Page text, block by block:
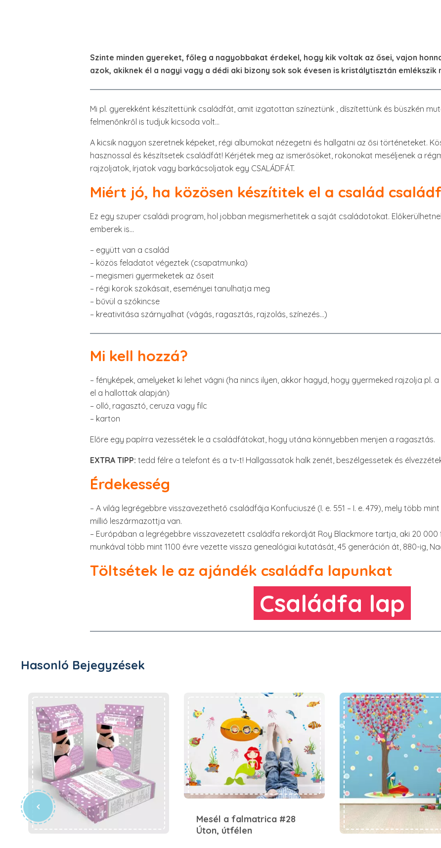
Szinte minden gyereket, főleg a nagyobbakat érdekel, hogy kik voltak az ősei, vajon
azok, akiknek él a nagyi vagy a dédi aki bizony sok sok évesen is kristálytisztán emlékszik
Mi pl. gyerekként készítettünk családfát, amit izgatottan színeztünk , díszítettünk és büszkén
felmenőnkről is tudjuk kicsoda volt…
A kicsik nagyon szeretnek képeket, régi albumokat nézegetni és hallgatni az ősi történeteket.
hasznossal és készítsetek családfát! Kérjétek meg az ismerősöket, rokonokat meséljenek a
rajzoljatok, írjatok vagy barkácsoljatok egy CSALÁDFÁT.
Miért jó, ha közösen készítitek el a család
Ez egy szuper családi program, hol jobban megismerhetitek a saját családotokat.
emberek is…
– együtt van a család
– közös feladatot végeztek (csapatmunka)
– megismeri gyermeketek az őseit
– régi korok szokásait, eseményei tanulhatja meg
– bűvül a szókincse
– kreativitása szárnyalhat (vágás, ragasztás, rajzolás, színezés…)
Mi kell hozzá?
– fényképek, amelyeket ki lehet vágni (ha nincs ilyen, akkor hagyd, hogy gyermeked rajzolja pl.
el a hallottak alapján)
– olló, ragasztó, ceruza vagy filc
– karton
Előre egy papírra vezessétek le a családfátokat, hogy utána könnyebben menjen a ragasztás.
EXTRA TIPP: tedd félre a telefont és a tv-t! Hallgassatok halk zenét, beszélgessetek és
Érdekesség
– A világ legrégebbre visszavezethető családfája Konfuciuszé (I. e. 551 – I. e. 479), mely több
millió leszármazottja van.
– Európában a legrégebbre visszavezetett családfa rekordját Roy Blackmore tartja, aki 20 000
munkával több mint 1100 évre vezette vissza genealógiai kutatását, 45 generáción át, 880-ig,
Töltsétek le az ajándék családfa lapunkat
Családfa lap
Hasonló Bejegyzések
Mesél a falmatrica #28
Úton, útfélen